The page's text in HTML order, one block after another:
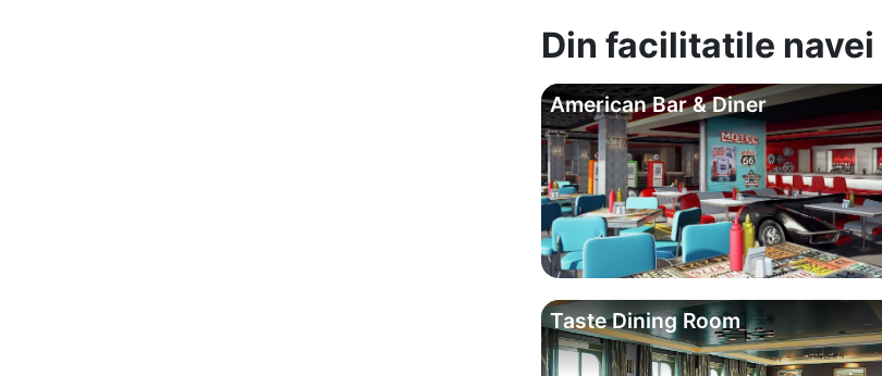
Din facilitatile navei
American Bar & Diner
Taste Dining Room